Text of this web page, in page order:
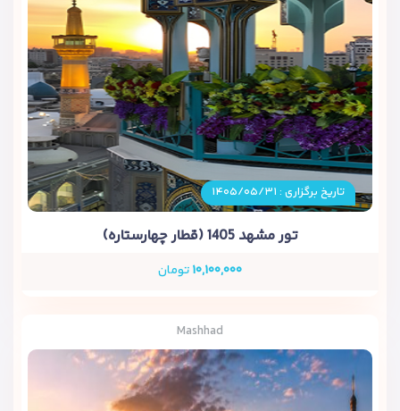
تاریخ برگزاری : ۱۴۰۵/۰۵/۳۱
تور مشهد 1405 (قطار چهارستاره)
۱۰,۱۰۰,۰۰۰تومان
Mashhad